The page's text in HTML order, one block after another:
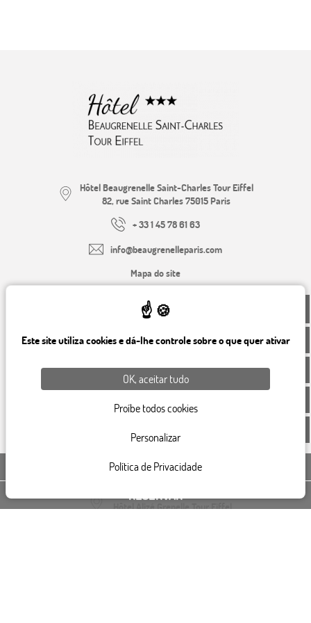
82, rue Saint Charles 75015 Paris
info@beaugrenelleparis.com
Hôtel Beaugrenelle Saint-Charles Tour Eiffel
82, rue Saint Charles75015 Paris
+ 33 1 45 78 61 63
info@beaugrenelleparis.com
Mapa do site
Política de privacidade
Gerenciar cookies
Línguas >
Hôtel Alizé Grenelle Tour Eiffel
ENTRE EM CONTATO CONOSCO
RESERVAR
Este site utiliza cookies e dá-lhe controle sobre o que quer ativar
OK, aceitar tudo
Proíbe todos cookies
Personalizar
Política de Privacidade